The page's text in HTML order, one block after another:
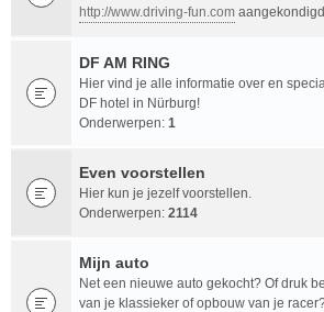
http://www.driving-fun.com
DF AM RING
Hier vind je alle informatie over en
DF hotel in Nürburg!
Onderwerpen: 1
Even voorstellen
Hier kun je jezelf voorstellen.
Onderwerpen: 2114
Mijn auto
Net een nieuwe auto gekocht? Of druk
van je klassieker of opbouw van je